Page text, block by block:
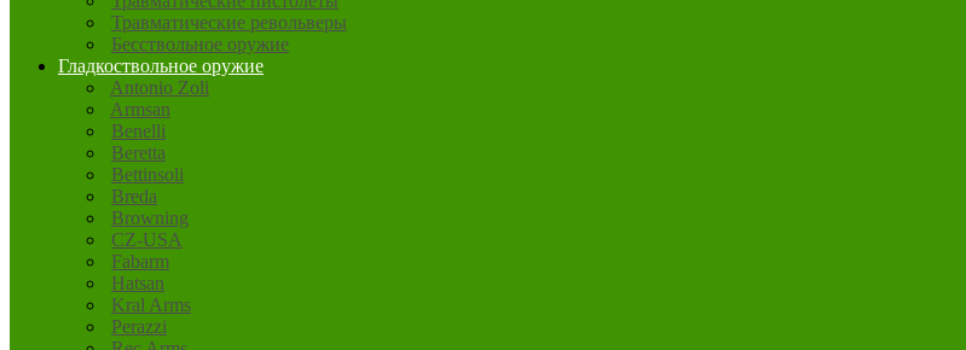
Травматические револьверы
Бесствольное оружие
Гладкоствольное оружие
Antonio Zoli
Armsan
Benelli
Beretta
Bettinsoli
Breda
Browning
CZ-USA
Fabarm
Hatsan
Kral Arms
Perazzi